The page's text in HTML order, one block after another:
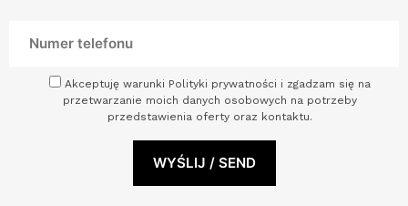
Akceptuję warunki Polityki prywatności i zgadzam się na
przetwarzanie moich danych osobowych na potrzeby
przedstawienia oferty oraz kontaktu.